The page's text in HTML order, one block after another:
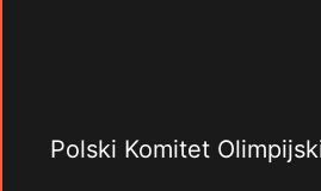
Polski Komitet